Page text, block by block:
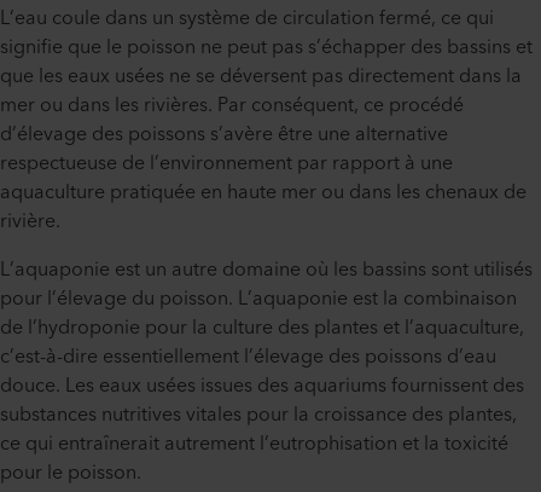
L’eau coule dans un système de circulation fermé, ce qui
signifie que le poisson ne peut pas s’échapper des bassins et
que les eaux usées ne se déversent pas directement dans la
mer ou dans les rivières. Par conséquent, ce procédé
d’élevage des poissons s’avère être une alternative
respectueuse de l’environnement par rapport à une
aquaculture pratiquée en haute mer ou dans les chenaux de
rivière.
L’aquaponie est un autre domaine où les bassins sont utilisés
pour l’élevage du poisson. L’aquaponie est la combinaison
de l’hydroponie pour la culture des plantes et l’aquaculture,
c’est-à-dire essentiellement l’élevage des poissons d’eau
douce. Les eaux usées issues des aquariums fournissent des
substances nutritives vitales pour la croissance des plantes,
ce qui entraînerait autrement l’eutrophisation et la toxicité
pour le poisson.